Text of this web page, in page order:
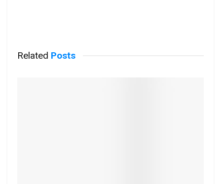
Related Posts